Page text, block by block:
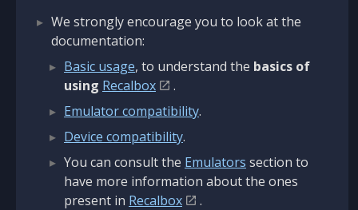
We strongly encourage you to look at the
documentation:
Basic usage, to understand the basics of
using Recalbox
.
Emulator compatibility.
Device compatibility.
You can consult the Emulators section to
have more information about the ones
present in Recalbox
.